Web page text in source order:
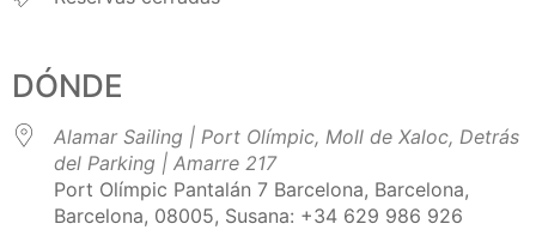
DÓNDE
Alamar Sailing | Port Olímpic, Moll de Xaloc, Detrás
del Parking | Amarre 217
Port Olímpic Pantalán 7 Barcelona, Barcelona,
Barcelona, 08005, Susana: +34 629 986 926